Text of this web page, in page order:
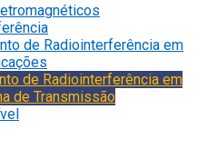
de Radiointerferência em
de Radiointerferência em
de Transmissão